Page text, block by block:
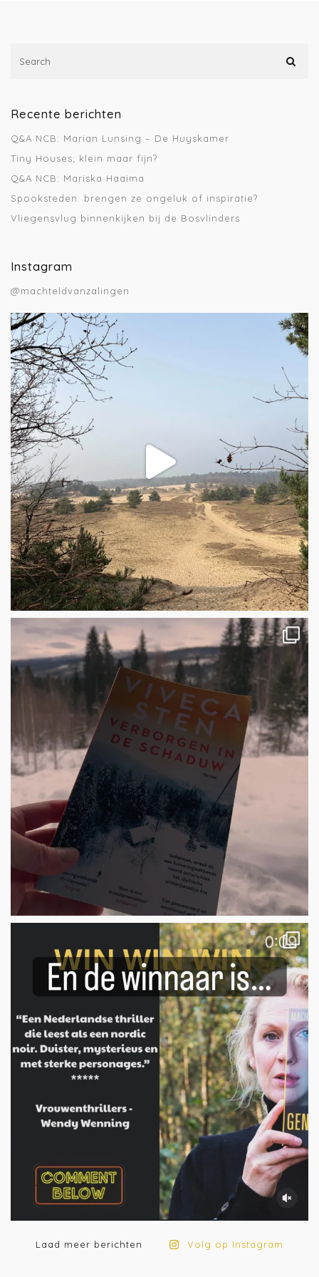
Recente berichten
Q&A NCB: Marian Lunsing – De Huyskamer
Tiny Houses; klein maar fijn?
Q&A NCB: Mariska Haaima
Spooksteden: brengen ze ongeluk of inspiratie?
Vliegensvlug binnenkijken bij de Bosvlinders
Instagram
@machteldvanzalingen
Laad meer berichten Volg op Instagram